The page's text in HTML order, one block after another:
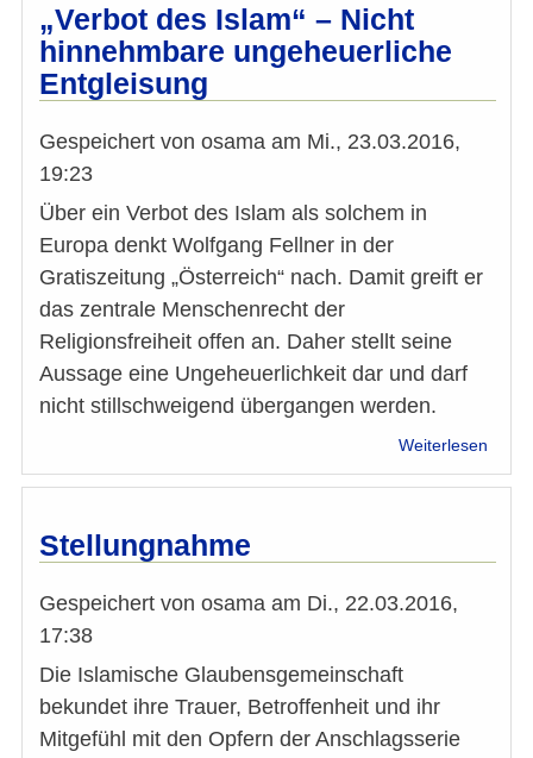
„Verbot des Islam“ – Nicht
hinnehmbare ungeheuerliche
Entgleisung
Gespeichert von osama am Mi., 23.03.2016,
19:23
Über ein Verbot des Islam als solchem in
Europa denkt Wolfgang Fellner in der
Gratiszeitung „Österreich“ nach. Damit greift er
das zentrale Menschenrecht der
Religionsfreiheit offen an. Daher stellt seine
Aussage eine Ungeheuerlichkeit dar und darf
nicht stillschweigend übergangen werden.
Weiterlesen
des
Nicht
Stellungnahme
Gespeichert von osama am Di., 22.03.2016,
17:38
Die Islamische Glaubensgemeinschaft
bekundet ihre Trauer, Betroffenheit und ihr
Mitgefühl mit den Opfern der Anschlagsserie